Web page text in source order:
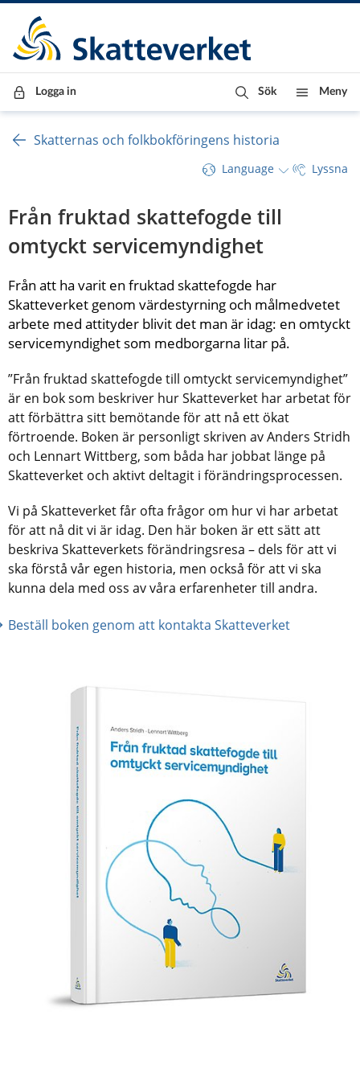
Till innehåll
Till navigationen
Till chattrobot
Logga in Sök Meny
Skatternas och folkbokföringens historia
Language Lyssna
Från fruktad skattefogde till
omtyckt servicemyndighet
Från att ha varit en fruktad skattefogde har
Skatteverket genom värdestyrning och målmedvetet
arbete med attityder blivit det man är idag: en omtyckt
servicemyndighet som medborgarna litar på.
”Från fruktad skattefogde till omtyckt servicemyndighet”
är en bok som beskriver hur Skatteverket har arbetat för
att förbättra sitt bemötande för att nå ett ökat
förtroende. Boken är personligt skriven av Anders Stridh
och Lennart Wittberg, som båda har jobbat länge på
Skatteverket och aktivt deltagit i förändringsprocessen.
Vi på Skatteverket får ofta frågor om hur vi har arbetat
för att nå dit vi är idag. Den här boken är ett sätt att
beskriva Skatteverkets förändringsresa – dels för att vi
ska förstå vår egen historia, men också för att vi ska
kunna dela med oss av våra erfarenheter till andra.
Beställ boken genom att kontakta Skatteverket